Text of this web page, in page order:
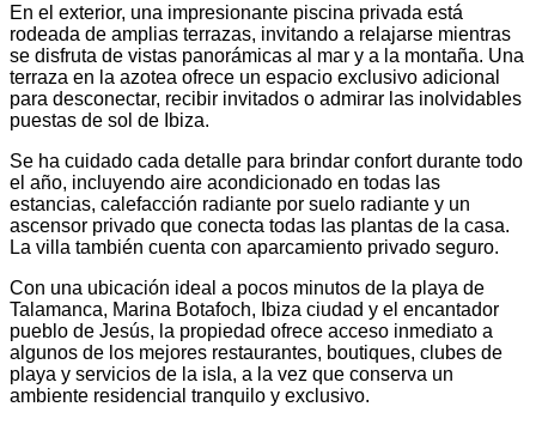
En el exterior, una impresionante piscina privada está
rodeada de amplias terrazas, invitando a relajarse mientras
se disfruta de vistas panorámicas al mar y a la montaña. Una
terraza en la azotea ofrece un espacio exclusivo adicional
para desconectar, recibir invitados o admirar las inolvidables
puestas de sol de Ibiza.
Se ha cuidado cada detalle para brindar confort durante todo
el año, incluyendo aire acondicionado en todas las
estancias, calefacción radiante por suelo radiante y un
ascensor privado que conecta todas las plantas de la casa.
La villa también cuenta con aparcamiento privado seguro.
Con una ubicación ideal a pocos minutos de la playa de
Talamanca, Marina Botafoch, Ibiza ciudad y el encantador
pueblo de Jesús, la propiedad ofrece acceso inmediato a
algunos de los mejores restaurantes, boutiques, clubes de
playa y servicios de la isla, a la vez que conserva un
ambiente residencial tranquilo y exclusivo.